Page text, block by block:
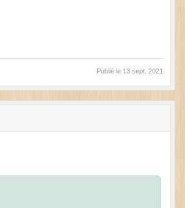
Publié le 13 sept. 2021